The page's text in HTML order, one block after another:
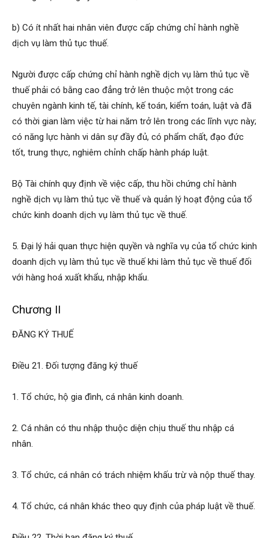
b) Có ít nhất hai nhân viên được cấp chứng chỉ hành nghề
dịch vụ làm thủ tục thuế.
Người được cấp chứng chỉ hành nghề dịch vụ làm thủ tục về
thuế phải có bằng cao đẳng trở lên thuộc một trong các
chuyên ngành kinh tế, tài chính, kế toán, kiểm toán, luật và đã
có thời gian làm việc từ hai năm trở lên trong các lĩnh vực này;
có năng lực hành vi dân sự đầy đủ, có phẩm chất, đạo đức
tốt, trung thực, nghiêm chỉnh chấp hành pháp luật.
Bộ Tài chính quy định về việc cấp, thu hồi chứng chỉ hành
nghề dịch vụ làm thủ tục về thuế và quản lý hoạt động của tổ
chức kinh doanh dịch vụ làm thủ tục về thuế.
5. Đại lý hải quan thực hiện quyền và nghĩa vụ của tổ chức kinh
doanh dịch vụ làm thủ tục về thuế khi làm thủ tục về thuế đối
với hàng hoá xuất khẩu, nhập khẩu.
Chương II
ĐĂNG KÝ THUẾ
Điều 21. Đối tượng đăng ký thuế
1. Tổ chức, hộ gia đình, cá nhân kinh doanh.
2. Cá nhân có thu nhập thuộc diện chịu thuế thu nhập cá
nhân.
3. Tổ chức, cá nhân có trách nhiệm khấu trừ và nộp thuế thay.
4. Tổ chức, cá nhân khác theo quy định của pháp luật về thuế.